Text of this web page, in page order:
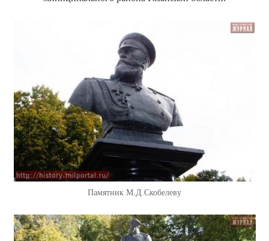
Памятник М.Д.Скобелеву